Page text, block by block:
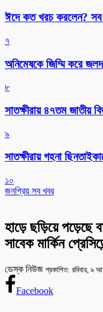
ঈদে কত খরচ করলেন? সব
৭
অনিমেষকে জিম্মি করে
৮
সাতক্ষীরায় ৪৭তম জাতীয়
৯
সাতক্ষীরায় গহনা
১০
জনপ্রিয় সব খবর
হাড়ে ছড়িয়ে পড়েছে
সাবেক মার্কিন
ডেস্ক নিউজ প্রকাশিত: রবিবার, ৯
Facebook